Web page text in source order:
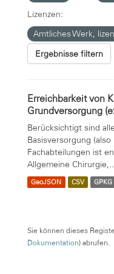
Lizenzen:
Amtliches Werk,
Ergebnisse filtern
Erreichbarkeit von
Grundversorgung
Berücksichtigt sind
Basisversorgung
Fachabteilungen ist
Allgemeine
GeoJSON CSV GPKG
Sie können dieses
Dokumentation) abrufen.